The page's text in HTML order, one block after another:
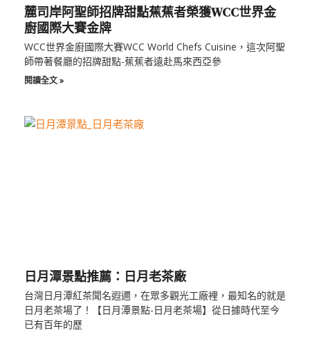
麓司岸阿聖師招牌甜點蕉蕉者榮獲WCC世界金
廚國際大賽金牌
WCC世界金廚國際大賽WCC World Chefs Cuisine，這次阿聖
師帶著餐廳的招牌甜點-蕉蕉者遠赴馬來西亞參
閱讀全文 »
日月潭景點推薦：日月老茶廠
台灣日月潭紅茶聞名遐邇，在眾多觀光工廠裡，最知名的就是
日月老茶場了！【日月潭景點-日月老茶場】從日據時代至今
已有百年的歷